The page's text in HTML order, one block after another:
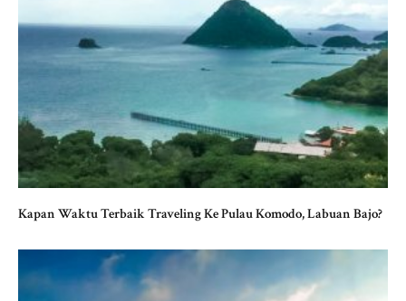
Kapan Waktu Terbaik Traveling Ke Pulau Komodo, Labuan Bajo?